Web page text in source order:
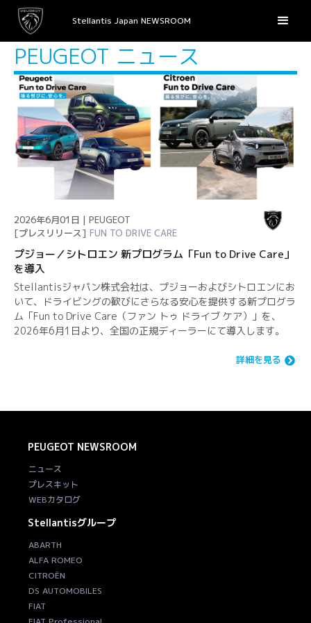
Stellantis Japan NEWSROOM
PEUGEOT ニュース
2026年6月01日 | PEUGEOT
[プレスリリース] FUN TO DRIVE CARE
プジョー／シトロエン 新プログラム「Fun to Drive Care」
を導入
Stellantisジャパン株式会社は、プジョーおよびシトロエンにお
いて、ドライビングの歓びにさらなる安心を提供する新プログラ
ム「Fun to Drive Care（ファン トゥ ドライブ ケア）」を、
2026年6月1日より、全国の正規ディーラーにて導入します。
詳細を見る
PEUGEOT NEWSROOM
ニュース
プレスキット
WEBカタログ
Stellantisグループ
ABARTH
ALFA ROMEO
CITROËN
DS AUTOMOBILES
FIAT